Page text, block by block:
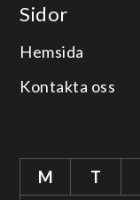
Sidor
Hemsida
Kontakta oss
M T